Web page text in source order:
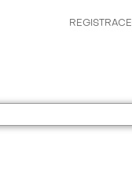
REGISTRACE